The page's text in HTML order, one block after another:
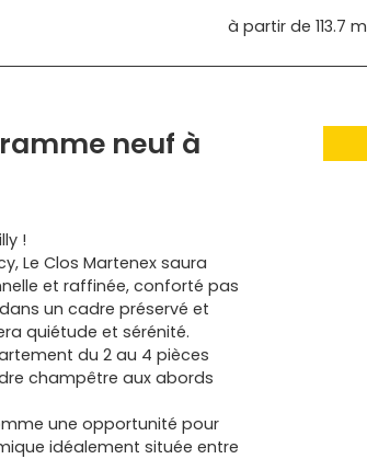
à partir de 113.7
neuf à
!
Le Clos Martenex saura
et raffinée, conforté pas
un cadre préservé et
quiétude et sérénité.
du 2 au 4 pièces
champêtre aux abords
une opportunité pour
idéalement située entre